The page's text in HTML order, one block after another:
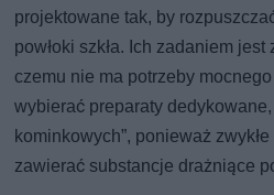
projektowane tak, by
powłoki szkła. Ich zadaniem
czemu nie ma potrzeby
wybierać preparaty
kominkowych”, ponieważ
zawierać substancje drażniące